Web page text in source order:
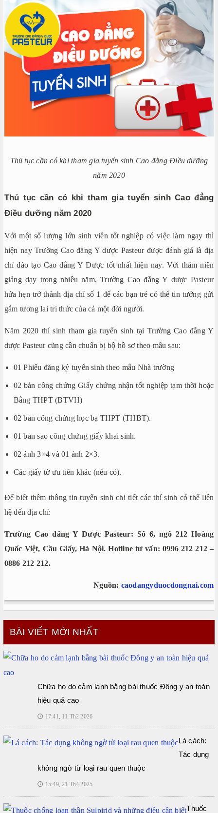
Thủ tục cần có khi tham gia tuyển sinh Cao đẳng Điều dưỡng
năm 2020
Thủ tục cần có khi tham gia tuyển sinh Cao đẳng
Điều dưỡng năm 2020
Với một số lượng lớn sinh viên tốt nghiệp có việc làm ngay thì
hiện nay Trường Cao đẳng Y dược Pasteur được đánh giá là địa
chỉ đào tạo Cao đẳng Y Dược tốt nhất hiện nay. Với thâm niên
giảng dạy trong nhiều năm, Trường Cao đẳng Y dược Pasteur
hứa hẹn trở thành địa chỉ số 1 để các bạn trẻ có thể tin tưởng gửi
gắm tương lai tri thức của cả một đời người.
Năm 2020 thí sinh tham gia tuyển sinh tại Trường Cao đẳng Y
dược Pasteur cũng cần chuẩn bị bộ hồ sơ theo mẫu sau:
01 Phiếu đăng ký tuyển sinh theo mẫu Nhà trường
02 bản công chứng Giấy chứng nhận tốt nghiệp tạm thời hoặc
Bằng THPT (BTVH)
02 bản công chứng học bạ THPT (THBT).
01 bản sao công chứng giấy khai sinh.
02 ảnh 3×4 và 01 ảnh 2×3.
Các giấy tờ ưu tiên khác (nếu có).
Để biết thêm thông tin tuyển sinh chi tiết các thí sinh có thể liên
hệ đến địa chỉ:
Trường Cao đẳng Y Dược Pasteur: Số 6, ngõ 212 Hoàng
Quốc Việt, Cầu Giấy, Hà Nội. Hotline tư vấn: 0996 212 212 –
0886 212 212.
Nguồn: caodangyduocdongnai.com
BÀI VIẾT MỚI NHẤT
Chữa ho do cảm lạnh bằng bài thuốc Đông y an toàn
hiệu quả cao
🕔 17:41, 11.Th2 2026
Lá cách:
Tác dụng
không ngờ từ loại rau quen thuộc
🕔 15:49, 21.Th4 2025
Thuốc